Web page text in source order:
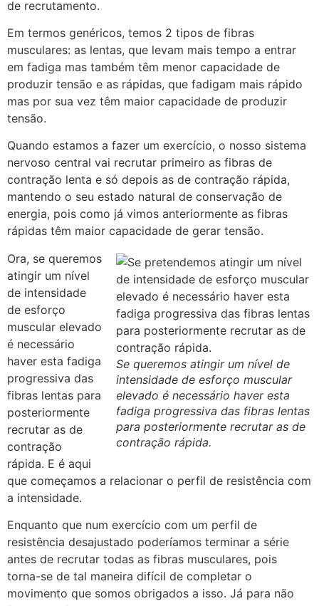
de recrutamento.
Em termos genéricos, temos 2 tipos de fibras
musculares: as lentas, que levam mais tempo a entrar
em fadiga mas também têm menor capacidade de
produzir tensão e as rápidas, que fadigam mais rápido
mas por sua vez têm maior capacidade de produzir
tensão.
Quando estamos a fazer um exercício, o nosso sistema
nervoso central vai recrutar primeiro as fibras de
contração lenta e só depois as de contração rápida,
mantendo o seu estado natural de conservação de
energia, pois como já vimos anteriormente as fibras
rápidas têm maior capacidade de gerar tensão.
Se queremos atingir um nível de
intensidade de esforço muscular
elevado é necessário haver esta
fadiga progressiva das fibras lentas
para posteriormente recrutar as de
contração rápida.
Ora, se queremos
atingir um nível
de intensidade
de esforço
muscular elevado
é necessário
haver esta fadiga
progressiva das
fibras lentas para
posteriormente
recrutar as de
contração
rápida. E é aqui
que começamos a relacionar o perfil de resistência com
a intensidade.
Enquanto que num exercício com um perfil de
resistência desajustado poderíamos terminar a série
antes de recrutar todas as fibras musculares, pois
torna-se de tal maneira difícil de completar o
movimento que somos obrigados a isso. Já para não